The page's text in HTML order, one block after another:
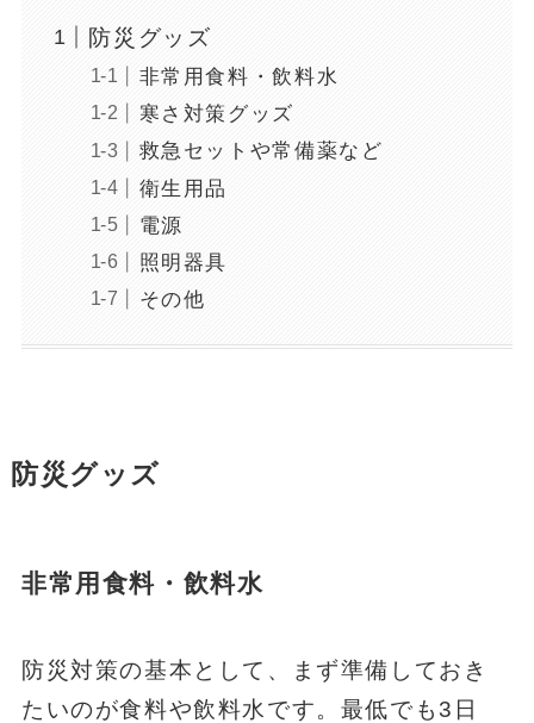
防災グッズ
非常用食料・飲料水
寒さ対策グッズ
救急セットや常備薬など
衛生用品
電源
照明器具
その他
防災グッズ
非常用食料・飲料水
防災対策の基本として、まず準備しておき
たいのが食料や飲料水です。最低でも3日